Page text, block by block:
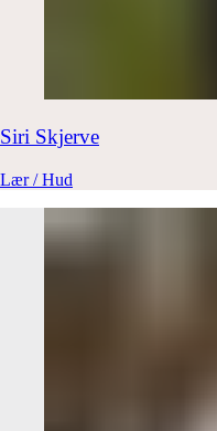
Siri Skjerve
Lær / Hud